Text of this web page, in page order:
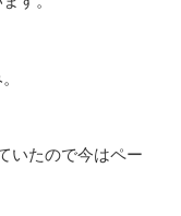
いたので今はペー